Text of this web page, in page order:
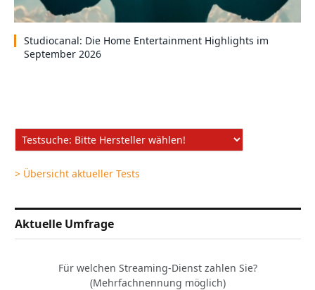
Studiocanal: Die Home Entertainment Highlights im
September 2026
> Übersicht aktueller Tests
Aktuelle Umfrage
Für welchen Streaming-Dienst zahlen Sie?
(Mehrfachnennung möglich)